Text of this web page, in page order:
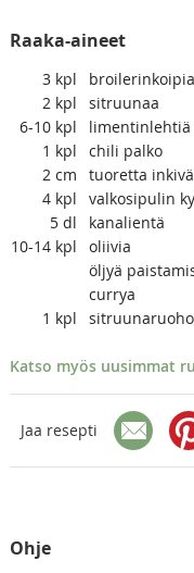
Raaka-aineet
3 kpl
broilerinkoipia
2 kpl
sitruunaa
6-10 kpl
limentinlehtiä
1 kpl
chili palko
2 cm
tuoretta
4 kpl
valkosipulin
5 dl
kanalientä
10-14 kpl
oliivia
öljyä
currya
1 kpl
Katso myös uusimmat
Jaa resepti
Ohje